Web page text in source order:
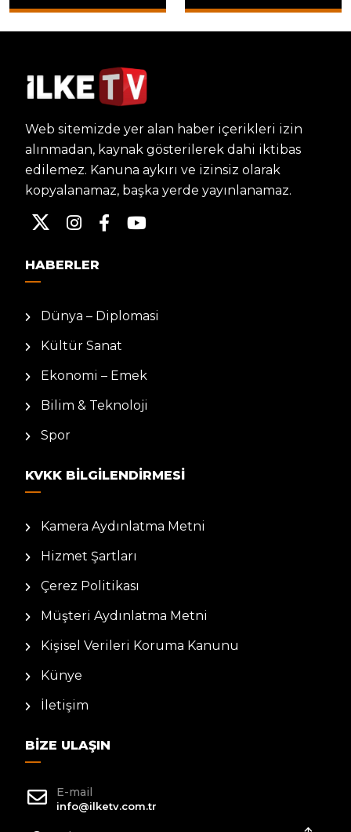
Web sitemizde yer alan haber içerikleri izin
alınmadan, kaynak gösterilerek dahi iktibas
edilemez. Kanuna aykırı ve izinsiz olarak
kopyalanamaz, başka yerde yayınlanamaz.
HABERLER
Dünya – Diplomasi
Kültür Sanat
Ekonomi – Emek
Bilim & Teknoloji
Spor
KVKK BILGILENDIRMESI
Kamera Aydınlatma Metni
Hizmet Şartları
Çerez Politikası
Müşteri Aydınlatma Metni
Kişisel Verileri Koruma Kanunu
Künye
İletişim
BIZE ULAŞIN
E-mail
info@ilketv.com.tr